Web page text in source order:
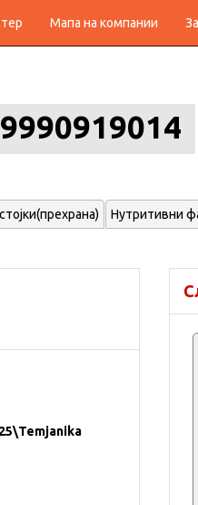
Мапа на компании
Нутритивни